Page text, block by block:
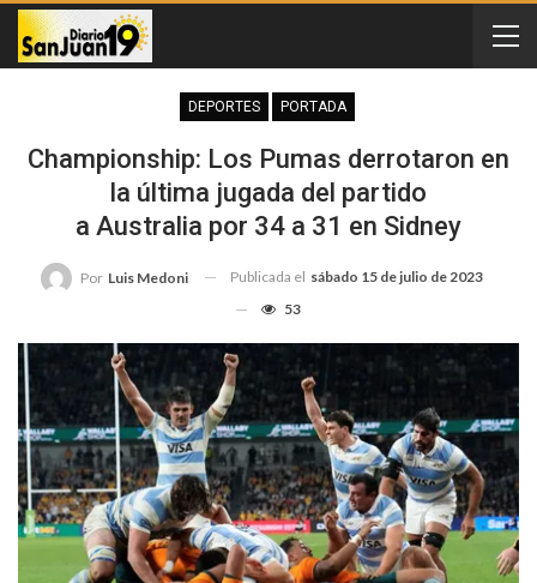
DEPORTES PORTADA
Championship: Los Pumas derrotaron en
la última jugada del partido
a Australia por 34 a 31 en Sidney
Por Luis Medoni Publicada el sábado 15 de julio de 2023
53